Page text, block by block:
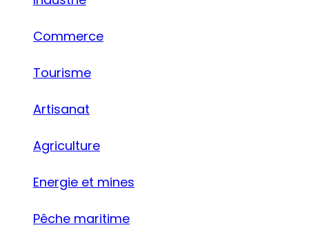
Commerce
Tourisme
Artisanat
Agriculture
Energie et mines
Pêche maritime